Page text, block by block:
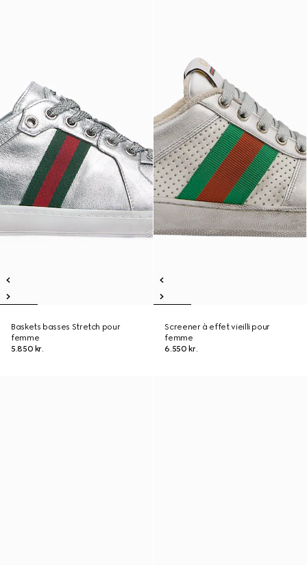
Baskets basses Stretch pour
femme
5.850 kr.
Screener à effet vieilli pour
femme
6.550 kr.